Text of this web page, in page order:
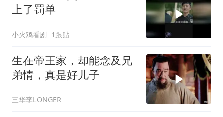
上了罚单
小火鸡看剧 1跟贴
生在帝王家，却能念及兄
弟情，真是好儿子
三华李LONGER